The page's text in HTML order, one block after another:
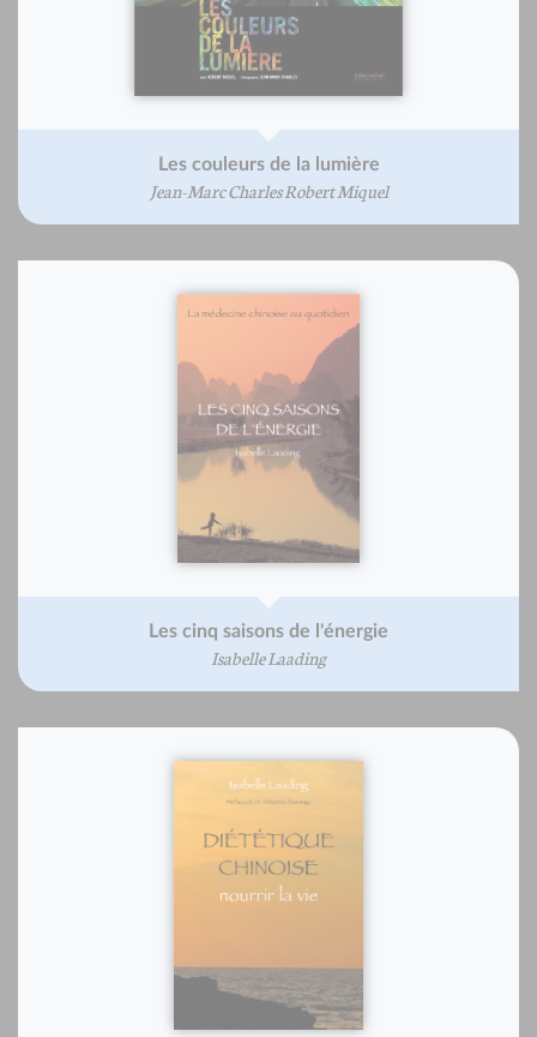
Les couleurs de la lumière
Jean-Marc Charles Robert Miquel
Les cinq saisons de l'énergie
Isabelle Laading